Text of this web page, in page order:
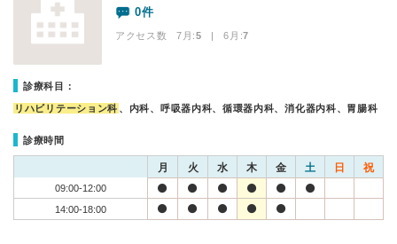
0件
アクセス数 7月:5 | 6月:7
診療科目：
リハビリテーション科 、内科、呼吸器内科、循環器内科、消化器内科、胃腸科
診療時間
月 火 水 木 金 土 日 祝
09:00-12:00
14:00-18:00